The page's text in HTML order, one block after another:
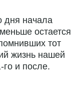
дня начала
остается
тот
жизнь нашей
и после.